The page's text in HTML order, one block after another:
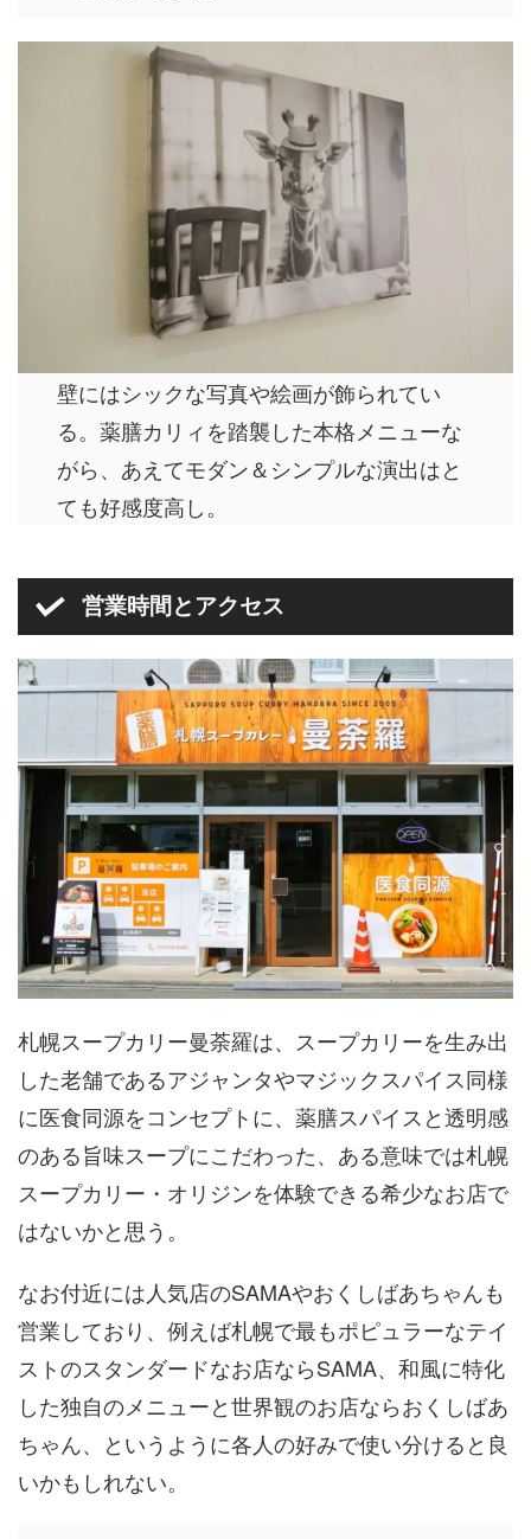
壁にはシックな写真や絵画が飾られてい
る。薬膳カリィを踏襲した本格メニューな
がら、あえてモダン＆シンプルな演出はと
ても好感度高し。
営業時間とアクセス
札幌スープカリー曼荼羅は、スープカリーを生み出
した老舗であるアジャンタやマジックスパイス同様
に医食同源をコンセプトに、薬膳スパイスと透明感
のある旨味スープにこだわった、ある意味では札幌
スープカリー・オリジンを体験できる希少なお店で
はないかと思う。
なお付近には人気店のSAMAやおくしばあちゃんも
営業しており、例えば札幌で最もポピュラーなテイ
ストのスタンダードなお店ならSAMA、和風に特化
した独自のメニューと世界観のお店ならおくしばあ
ちゃん、というように各人の好みで使い分けると良
いかもしれない。